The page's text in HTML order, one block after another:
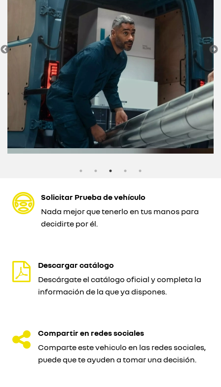
Solicitar Prueba de vehículo
Nada mejor que tenerlo en tus manos para
decidirte por él.
Descargar catálogo
Descárgate el catálogo oficial y completa la
información de la que ya dispones.
Compartir en redes sociales
Comparte este vehiculo en las redes sociales,
puede que te ayuden a tomar una decisión.